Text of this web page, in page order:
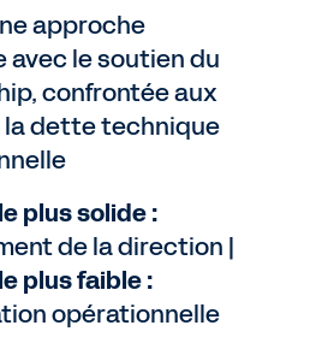
approche
avec le soutien du
confrontée aux
la dette technique
plus solide :
de la direction |
plus faible :
opérationnelle